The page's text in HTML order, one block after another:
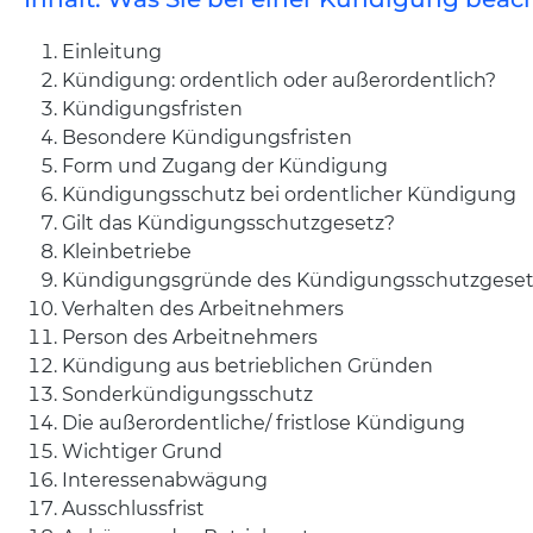
Einleitung
Kündigung: ordentlich oder außerordentlich?
Kündigungsfristen
Besondere Kündigungsfristen
Form und Zugang der Kündigung
Kündigungsschutz bei ordentlicher Kündigung
Gilt das Kündigungsschutzgesetz?
Kleinbetriebe
Kündigungsgründe des
Verhalten des Arbeitnehmers
Person des Arbeitnehmers
Kündigung aus betrieblichen Gründen
Sonderkündigungsschutz
Die außerordentliche/ fristlose Kündigung
Wichtiger Grund
Interessenabwägung
Ausschlussfrist